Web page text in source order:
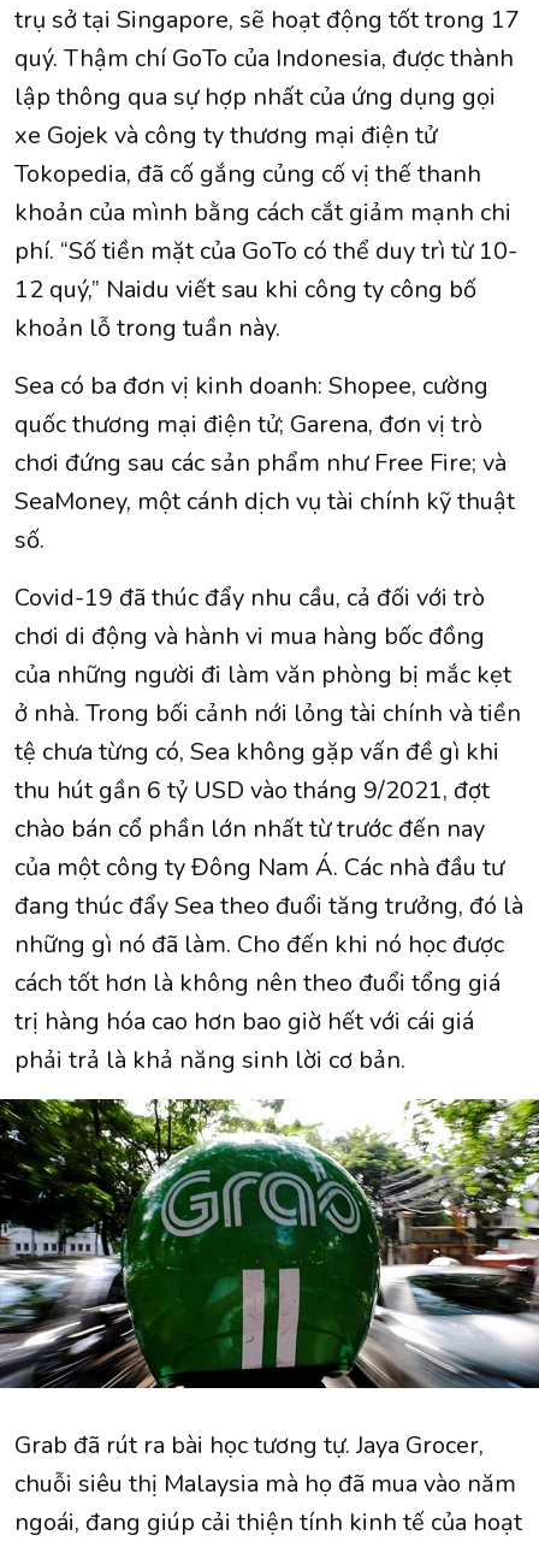
trụ sở tại Singapore, sẽ hoạt động tốt trong 17
quý. Thậm chí GoTo của Indonesia, được thành
lập thông qua sự hợp nhất của ứng dụng gọi
xe Gojek và công ty thương mại điện tử
Tokopedia, đã cố gắng củng cố vị thế thanh
khoản của mình bằng cách cắt giảm mạnh chi
phí. “Số tiền mặt của GoTo có thể duy trì từ 10-
12 quý,” Naidu viết sau khi công ty công bố
khoản lỗ trong tuần này.
Sea có ba đơn vị kinh doanh: Shopee, cường
quốc thương mại điện tử; Garena, đơn vị trò
chơi đứng sau các sản phẩm như Free Fire; và
SeaMoney, một cánh dịch vụ tài chính kỹ thuật
số.
Covid-19 đã thúc đẩy nhu cầu, cả đối với trò
chơi di động và hành vi mua hàng bốc đồng
của những người đi làm văn phòng bị mắc kẹt
ở nhà. Trong bối cảnh nới lỏng tài chính và tiền
tệ chưa từng có, Sea không gặp vấn đề gì khi
thu hút gần 6 tỷ USD vào tháng 9/2021, đợt
chào bán cổ phần lớn nhất từ trước đến nay
của một công ty Đông Nam Á. Các nhà đầu tư
đang thúc đẩy Sea theo đuổi tăng trưởng, đó là
những gì nó đã làm. Cho đến khi nó học được
cách tốt hơn là không nên theo đuổi tổng giá
trị hàng hóa cao hơn bao giờ hết với cái giá
phải trả là khả năng sinh lời cơ bản.
Grab đã rút ra bài học tương tự. Jaya Grocer,
chuỗi siêu thị Malaysia mà họ đã mua vào năm
ngoái, đang giúp cải thiện tính kinh tế của hoạt